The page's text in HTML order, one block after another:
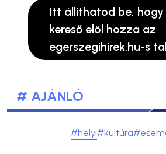
Itt állíthatod be,
kereső elöl hozza az
egerszegihirek.hu-s
# AJÁNLÓ
#helyi#kultúra